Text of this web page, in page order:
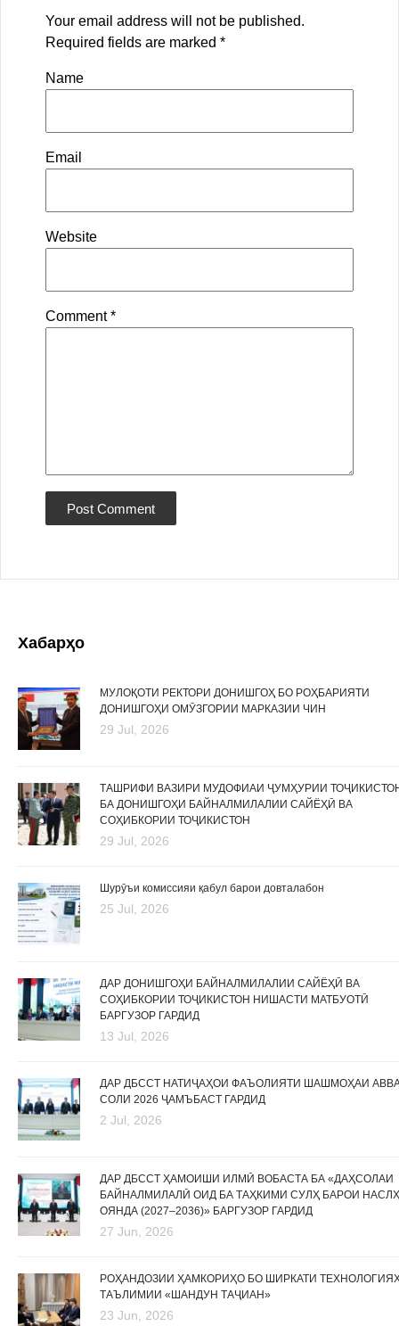
Your email address will not be published.
Required fields are marked *
Name
Email
Website
Comment*
Хабарҳо
МУЛОҚОТИ РЕКТОРИ ДОНИШГОҲ БО РОҲБАРИЯТИ
ДОНИШГОҲИ ОМӮЗГОРИИ МАРКАЗИИ ЧИН
29 Jul, 2026
ТАШРИФИ ВАЗИРИ МУДОФИАИ ҶУМҲУРИИ
БА ДОНИШГОҲИ БАЙНАЛМИЛАЛИИ САЙЁҲӢ ВА
СОҲИБКОРИИ ТОҶИКИСТОН
29 Jul, 2026
Шурӯъи комиссияи қабул барои довталабон
25 Jul, 2026
ДАР ДОНИШГОҲИ БАЙНАЛМИЛАЛИИ САЙЁҲӢ ВА
СОҲИБКОРИИ ТОҶИКИСТОН НИШАСТИ МАТБУОТӢ
БАРГУЗОР ГАРДИД
13 Jul, 2026
ДАР ДБССТ НАТИҶАҲОИ ФАЪОЛИЯТИ ШАШМОҲАИ
СОЛИ 2026 ҶАМЪБАСТ ГАРДИД
2 Jul, 2026
ДАР ДБССТ ҲАМОИШИ ИЛМӢ ВОБАСТА БА «ДАҲСОЛАИ
БАЙНАЛМИЛАЛӢ ОИД БА ТАҲКИМИ СУЛҲ БАРОИ
ОЯНДА (2027–2036)» БАРГУЗОР ГАРДИД
27 Jun, 2026
РОҲАНДОЗИИ ҲАМКОРИҲО БО ШИРКАТИ
ТАЪЛИМИИ «ШАНДУН ТАҶИАН»
23 Jun, 2026